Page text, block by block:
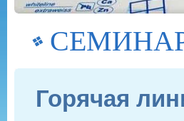
СЕМИНАР
Горячая